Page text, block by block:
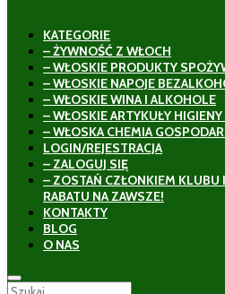
KATEGORIE
– ŻYWNOŚĆ Z WŁOCH
– WŁOSKIE PRODUKTY
– WŁOSKIE NAPOJE
– WŁOSKIE WINA I ALKOHOLE
– WŁOSKIE ARTYKUŁY
– WŁOSKA CHEMIA
LOGIN/REJESTRACJA
– ZALOGUJ SIĘ
– ZOSTAŃ CZŁONKIEM KLUBU
RABATU NA ZAWSZE!
KONTAKTY
BLOG
O NAS